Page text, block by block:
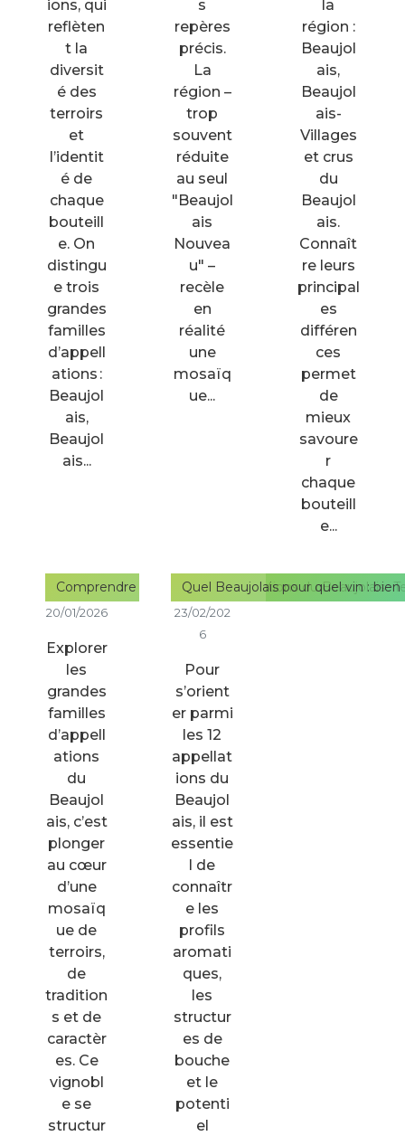
ions, qui
reflèten
t la
diversit
é des
terroirs
et
l’identit
é de
chaque
bouteill
e. On
distingu
e trois
grandes
familles
d’appell
ations :
Beaujol
ais,
Beaujol
ais...
s
repères
précis.
La
région –
trop
souvent
réduite
au seul
"Beaujol
ais
Nouvea
u" –
recèle
en
réalité
une
mosaïq
ue...
la
région :
Beaujol
ais,
Beaujol
ais-
Villages
et crus
du
Beaujol
ais.
Connaît
re leurs
principal
es
différen
ces
permet
de
mieux
savoure
r
chaque
bouteill
e...
Comprendre les familles d’appellations du Beaujolais :
20/01/2026
Explorer
les
grandes
familles
d’appell
ations
du
Beaujol
ais, c’est
plonger
au cœur
d’une
mosaïq
ue de
terroirs,
de
tradition
s et de
caractèr
es. Ce
vignobl
e se
structur
Quel Beaujolais pour quel vin :
23/02/202
6
Pour
s’orient
er parmi
les 12
appellat
ions du
Beaujol
ais, il est
essentie
l de
connaîtr
e les
profils
aromati
ques,
les
structur
es de
bouche
et le
potenti
el